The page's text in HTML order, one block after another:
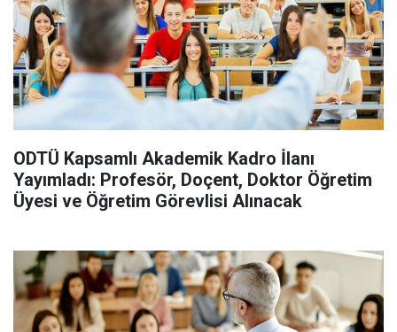
ODTÜ Kapsamlı Akademik Kadro İlanı
Yayımladı: Profesör, Doçent, Doktor Öğretim
Üyesi ve Öğretim Görevlisi Alınacak